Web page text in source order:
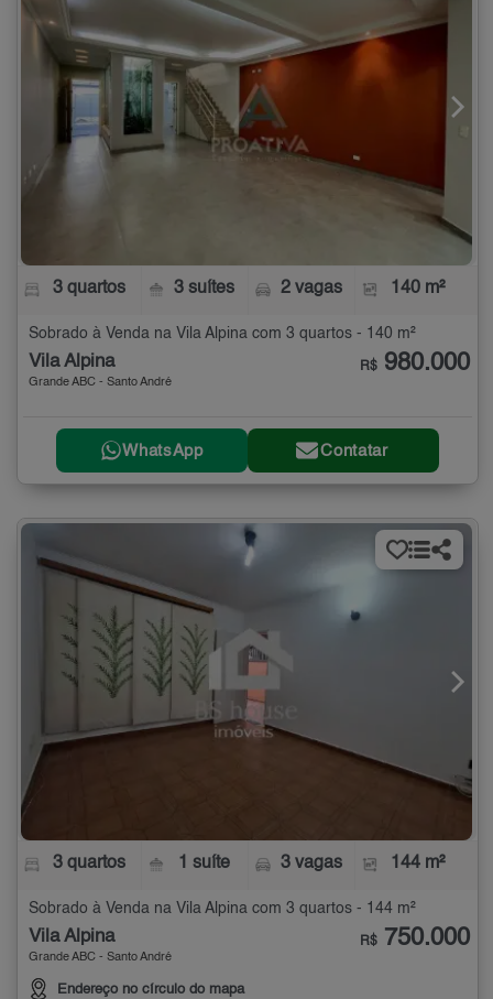
3 quartos 3 suítes 2 vagas 140 m²
Sobrado à Venda na Vila Alpina com 3 quartos - 140 m²
Vila Alpina
Grande ABC - Santo André
R$ 980.000
WhatsApp Contatar
3 quartos 1 suíte 3 vagas 144 m²
Sobrado à Venda na Vila Alpina com 3 quartos - 144 m²
Vila Alpina
Grande ABC - Santo André
Endereço no círculo do mapa
R$ 750.000